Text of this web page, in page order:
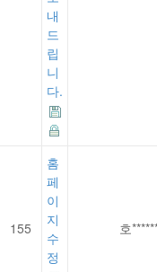
내
드
립
니
다.
155
홈
페
이
지
수
정
호